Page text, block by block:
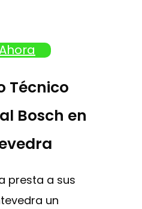
Técnico
Bosch en
presta a sus
un